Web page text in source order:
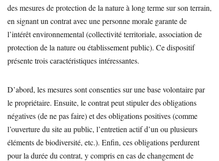
des mesures de protection de la nature à long terme sur son terrain,
en signant un contrat avec une personne morale garante de
l’intérêt environnemental (collectivité territoriale, association de
protection de la nature ou établissement public). Ce dispositif
présente trois caractéristiques intéressantes.
D’abord, les mesures sont consenties sur une base volontaire par
le propriétaire. Ensuite, le contrat peut stipuler des obligations
négatives (de ne pas faire) et des obligations positives (comme
l’ouverture du site au public, l’entretien actif d’un ou plusieurs
éléments de biodiversité, etc.). Enfin, ces obligations perdurent
pour la durée du contrat, y compris en cas de changement de